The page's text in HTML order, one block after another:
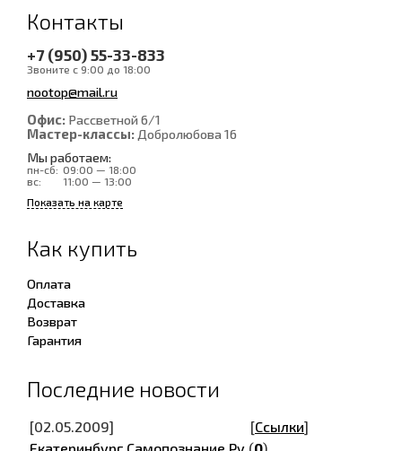
Контакты
+7 (950) 55-33-833
Звоните с 9:00 до 18:00
nootop@mail.ru
Офис: Рассветной 6/1
Мастер-классы: Добролюбова 16
Мы работаем:
пн-сб: 09:00 — 18:00
вс:
11:00 — 13:00
Показать на карте
Как купить
Оплата
Доставка
Возврат
Гарантия
Последние новости
[02.05.2009] [Ссылки]